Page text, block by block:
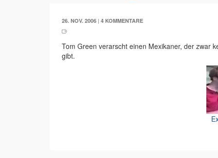
26. NOV. 2006 | 4 KOMMENTARE
Tom Green verarscht einen Mexikaner, der zwar
gibt.